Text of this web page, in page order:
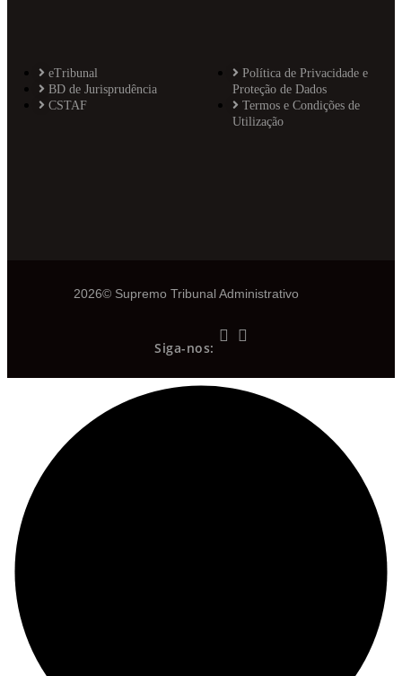
eTribunal
BD de Jurisprudência
CSTAF
Política de Privacidade e
Proteção de Dados
Termos e Condições de
Utilização
2026© Supremo Tribunal Administrativo
Siga-nos: